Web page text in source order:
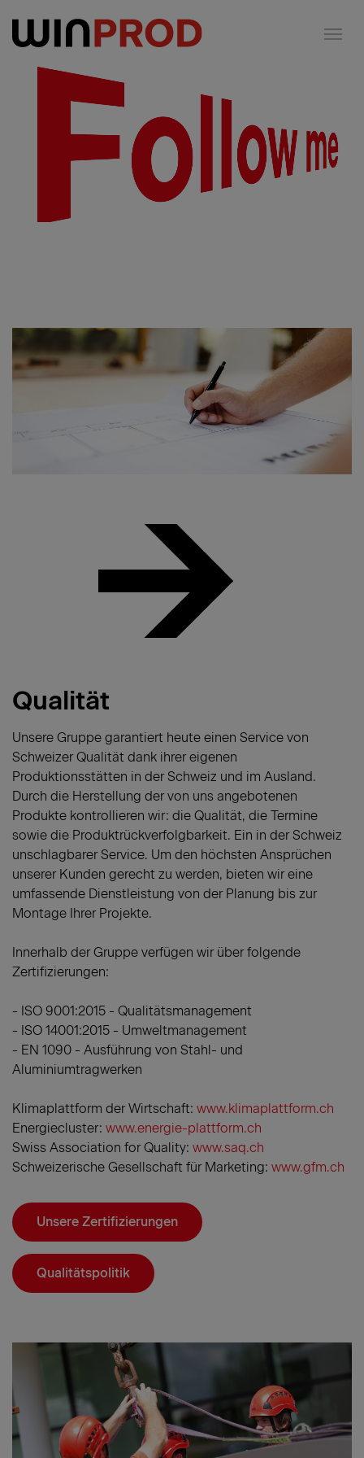
Qualität
Unsere Gruppe garantiert heute einen Service von
Schweizer Qualität dank ihrer eigenen
Produktionsstätten in der Schweiz und im Ausland.
Durch die Herstellung der von uns angebotenen
Produkte kontrollieren wir: die Qualität, die Termine
sowie die Produktrückverfolgbarkeit. Ein in der Schweiz
unschlagbarer Service. Um den höchsten Ansprüchen
unserer Kunden gerecht zu werden, bieten wir eine
umfassende Dienstleistung von der Planung bis zur
Montage Ihrer Projekte.
Innerhalb der Gruppe verfügen wir über folgende
Zertifizierungen:
- ISO 9001:2015 - Qualitätsmanagement
- ISO 14001:2015 - Umweltmanagement
- EN 1090 - Ausführung von Stahl- und
Aluminiumtragwerken
Klimaplattform der Wirtschaft: www.klimaplattform.ch
Energiecluster: www.energie-plattform.ch
Swiss Association for Quality: www.saq.ch
Schweizerische Gesellschaft für Marketing: www.gfm.ch
Unsere Zertifizierungen
Qualitätspolitik